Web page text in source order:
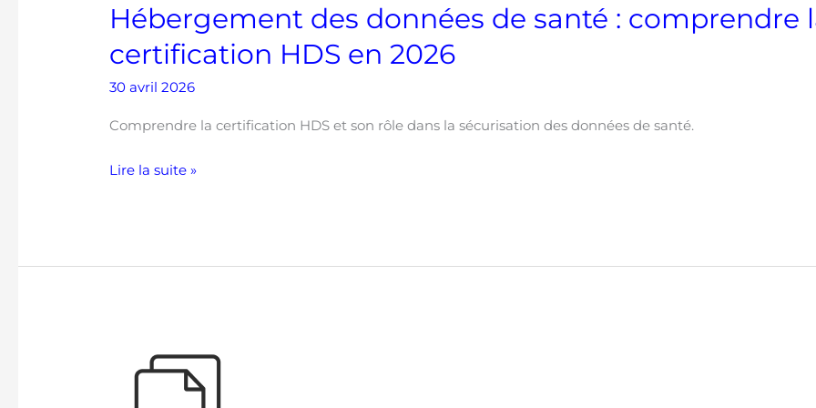
Hébergement des données de santé : comprendre
certification HDS en 2026
30 avril 2026
Comprendre la certification HDS et son rôle dans la sécurisation des données de santé.
la
certification
2026
Lire la suite »
Quelle